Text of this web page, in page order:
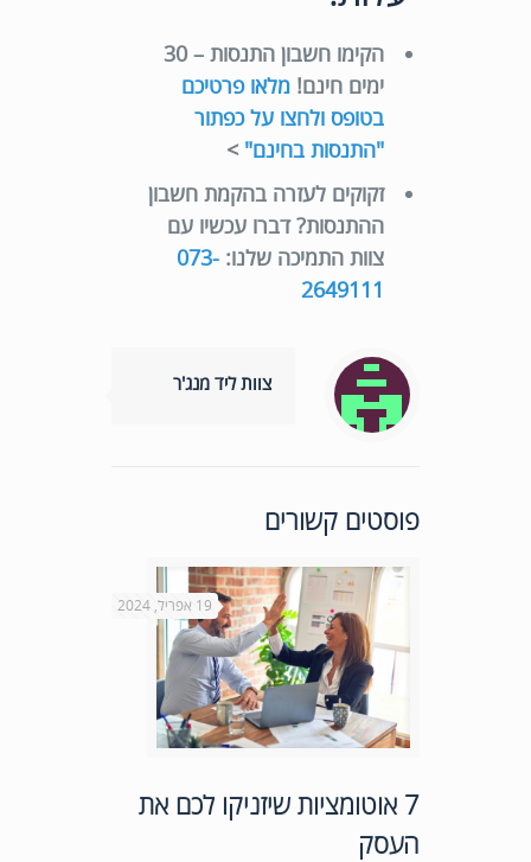
הקימו חשבון התנסות – 30
ימים חינם!מלאו פרטיכם
בטופס ולחצו על כפתור
"התנסות בחינם" >
זקוקים לעזרה בהקמת חשבון
ההתנסות? דברו עכשיו עם
צוות התמיכה שלנו:073-
2649111
צוות ליד מנג'ר
פוסטים קשורים
19 אפריל, 2024
7 אוטומציות שיזניקו לכם את
העסק